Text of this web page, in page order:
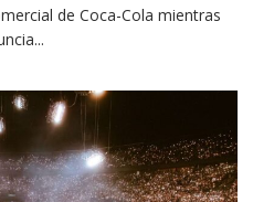
de Coca-Cola mientras